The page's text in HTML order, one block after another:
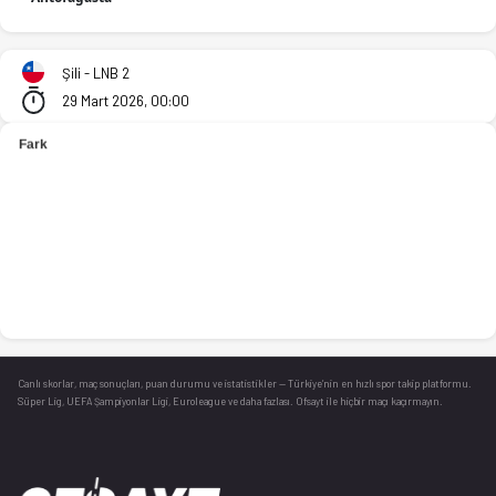
Şili - LNB 2
29 Mart 2026, 00:00
Canlı skorlar , maç sonuçları, puan durumu ve istatistikler — Türkiye’nin en hızlı spor takip platformu.
Süper Lig, UEFA Şampiyonlar Ligi, Euroleague ve daha fazlası. Ofsayt ile hiçbir maçı kaçırmayın.